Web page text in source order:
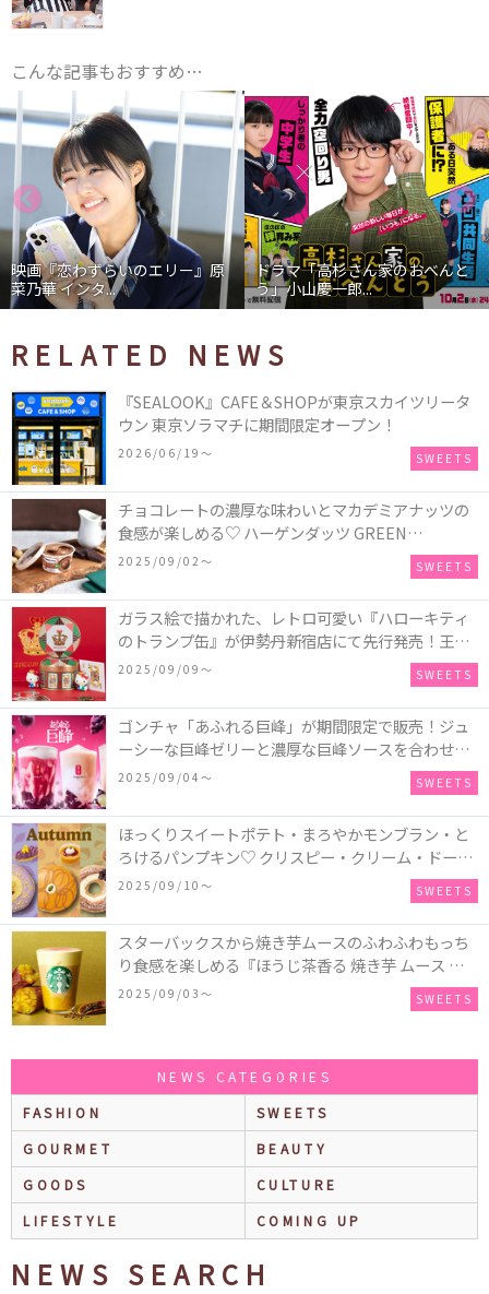
こんな記事もおすすめ…
映画『恋わずらいのエリー』原
菜乃華 インタ...
ドラマ「高杉さん家のおべんと
う」小山慶一郎...
RELATED NEWS
『SEALOOK』CAFE＆SHOPが東京スカイツリータ
ウン 東京ソラマチに期間限定オープン！
2026/06/19〜 SWEETS
チョコレートの濃厚な味わいとマカデミアナッツの
食感が楽しめる♡ ハーゲンダッツ GREEN
CRAFT(グリーンクラフト) ミニカップ『チョコレー
2025/09/02〜 SWEETS
ガラス絵で描かれた、レトロ可愛い『ハローキティ
のトランプ缶』が伊勢丹新宿店にて先行発売！王冠
キティのフィギュア、キティトランプのステッカー
2025/09/09〜 SWEETS
ゴンチャ「あふれる巨峰」が期間限定で販売！ジュ
ーシーな巨峰ゼリーと濃厚な巨峰ソースを合わせた
ミルクティー、ティーエード、ジェラッティー、ス
2025/09/04〜 SWEETS
ほっくりスイートポテト・まろやかモンブラン・と
ろけるパンプキン♡ クリスピー・クリーム・ドーナ
ツに“いも”“栗“”かぼちゃ“を使用し、秋らしい人気
2025/09/10〜 SWEETS
スターバックスから焼き芋ムースのふわふわもっち
り食感を楽しめる『ほうじ茶香る 焼き芋 ムース テ
ィー ラテ』が新発売！大好評の『チョコレート ムー
2025/09/03〜 SWEETS
NEWS CATEGORIES
FASHION
SWEETS
GOURMET
BEAUTY
GOODS
CULTURE
LIFESTYLE
COMING UP
NEWS SEARCH